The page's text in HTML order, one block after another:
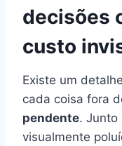
decisões
custo
Existe um
cada coisa fora
pendente. Junto
visualmente